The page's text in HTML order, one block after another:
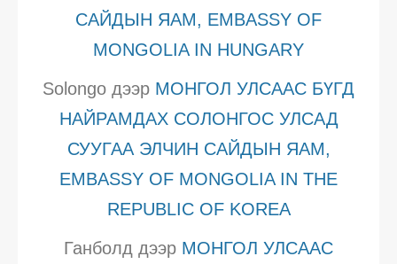
САЙДЫН ЯАМ, EMBASSY OF
MONGOLIA IN HUNGARY
Solongo дээр МОНГОЛ УЛСААС БҮГД
НАЙРАМДАХ СОЛОНГОС УЛСАД
СУУГАА ЭЛЧИН САЙДЫН ЯАМ,
EMBASSY OF MONGOLIA IN THE
REPUBLIC OF KOREA
Ганболд дээр МОНГОЛ УЛСААС